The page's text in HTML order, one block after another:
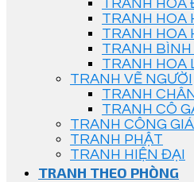
TRANH HOA
TRANH HOA
TRANH HOA
TRANH BÌNH
TRANH HOA
TRANH VẼ NGƯỜI
TRANH
TRANH CÔ
TRANH CÔNG
TRANH PHẬT
TRANH HIỆN ĐẠI
TRANH THEO PHÒNG